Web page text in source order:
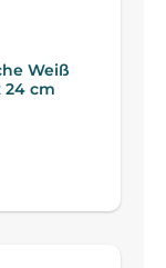
Weiß
24 cm